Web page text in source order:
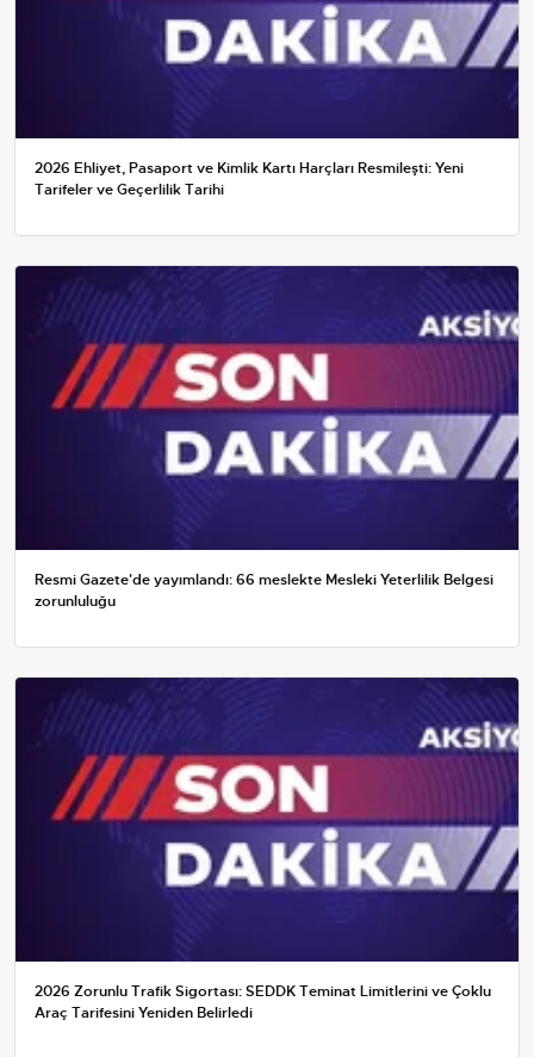
2026 Ehliyet, Pasaport ve Kimlik Kartı Harçları Resmileşti: Yeni
Tarifeler ve Geçerlilik Tarihi
Resmi Gazete'de yayımlandı: 66 meslekte Mesleki Yeterlilik Belgesi
zorunluluğu
2026 Zorunlu Trafik Sigortası: SEDDK Teminat Limitlerini ve Çoklu
Araç Tarifesini Yeniden Belirledi